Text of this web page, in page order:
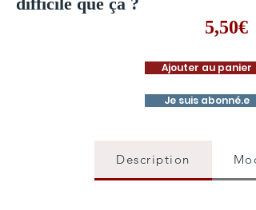
5,50€
Ajouter au panier
Je suis abonné.e
Description